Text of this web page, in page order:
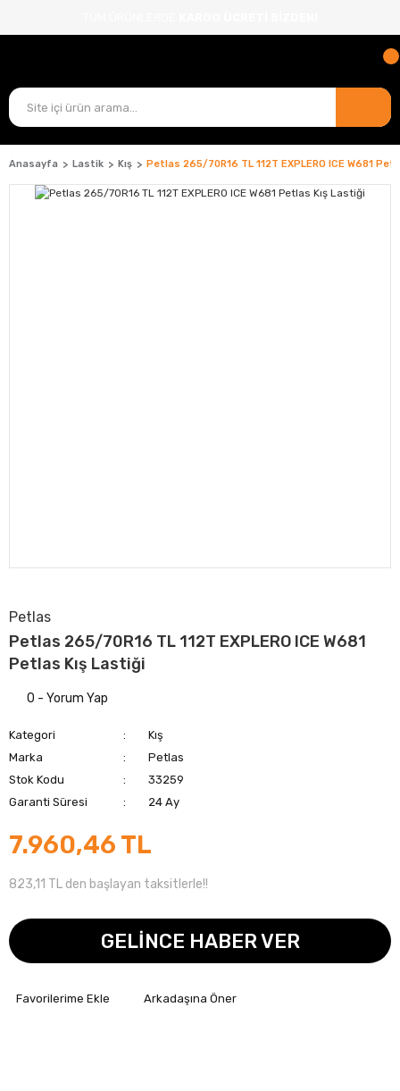
Anasayfa Lastik Kış Petlas 265/70R16 TL 112T EXPLERO ICE W681
Petlas
Petlas 265/70R16 TL 112T EXPLERO ICE W681
Petlas Kış Lastiği
0 - Yorum Yap
Kategori
Kış
Marka
Petlas
Stok Kodu
33259
Garanti Süresi
24 Ay
7.960,46 TL
823,11 TL den başlayan taksitlerle!!
GELİNCE HABER VER
Arkadaşına Öner